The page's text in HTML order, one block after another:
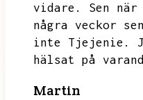
vidare.
Sen
några veckor
inte Tjejenie.
hälsat på
Martin